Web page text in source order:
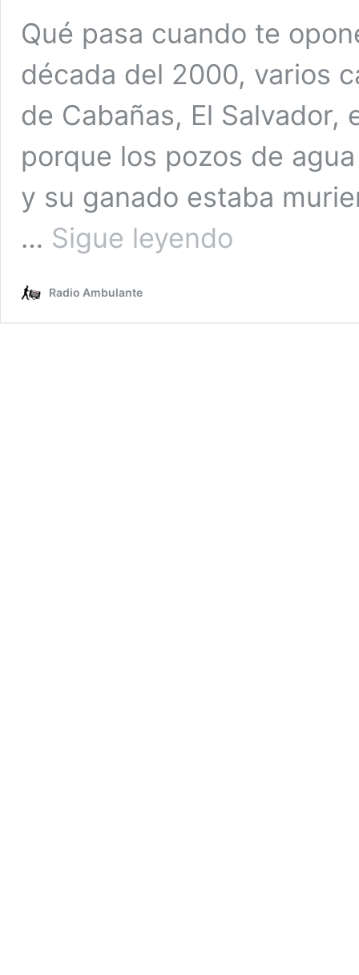
Qué pasa cuando te
década del 2000, varios
de Cabañas, El
porque los pozos de
y su ganado estaba
… Sigue leyendo
Radio Ambulante